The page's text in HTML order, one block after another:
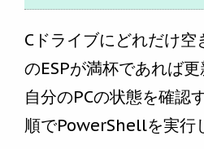
Cドライブにどれだけ空
のESPが満杯であれば更
自分のPCの状態を確認
順でPowerShellを実行